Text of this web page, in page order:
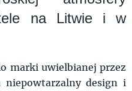
na Litwie i w
marki uwielbianej przez
niepowtarzalny design i